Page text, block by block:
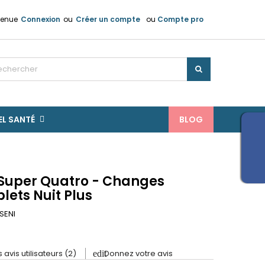
Connexion ou Créer un compte ou Compte pro
SANTÉ BLOG
Quatro - Changes
Nuit Plus
SENI
avis utilisateurs (2) editDonnez votre avis